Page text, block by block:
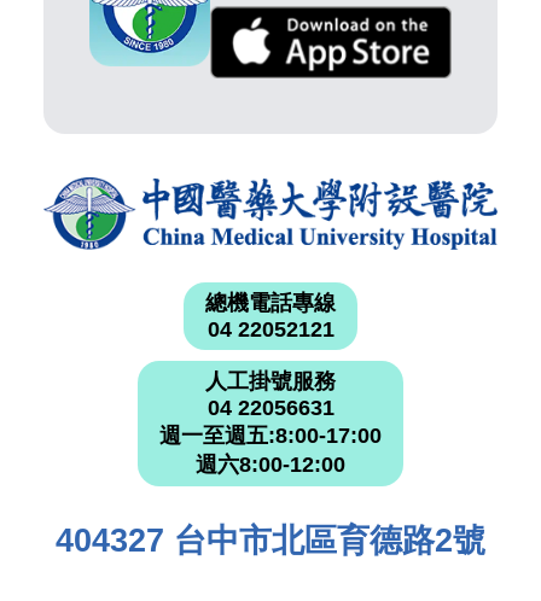
總機電話專線
04 22052121
人工掛號服務
04 22056631
週一至週五:8:00-17:00
週六8:00-12:00
404327 台中市北區育德路2號